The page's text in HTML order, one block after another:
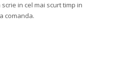
in cel mai scurt timp in
comanda.